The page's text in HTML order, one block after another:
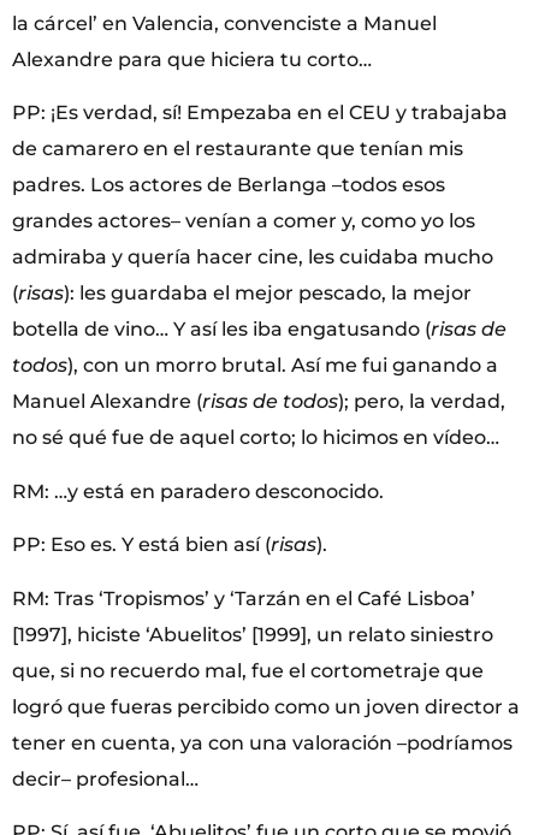
la cárcel’ en Valencia, convenciste a Manuel
Alexandre para que hiciera tu corto…
PP: ¡Es verdad, sí! Empezaba en el CEU y trabajaba
de camarero en el restaurante que tenían mis
padres. Los actores de Berlanga –todos esos
grandes actores– venían a comer y, como yo los
admiraba y quería hacer cine, les cuidaba mucho
(risas): les guardaba el mejor pescado, la mejor
botella de vino… Y así les iba engatusando (risas de
todos), con un morro brutal. Así me fui ganando a
Manuel Alexandre (risas de todos); pero, la verdad,
no sé qué fue de aquel corto; lo hicimos en vídeo…
RM: …y está en paradero desconocido.
PP: Eso es. Y está bien así (risas).
RM: Tras ‘Tropismos’ y ‘Tarzán en el Café Lisboa’
[1997], hiciste ‘Abuelitos’ [1999], un relato siniestro
que, si no recuerdo mal, fue el cortometraje que
logró que fueras percibido como un joven director a
tener en cuenta, ya con una valoración –podríamos
decir– profesional…